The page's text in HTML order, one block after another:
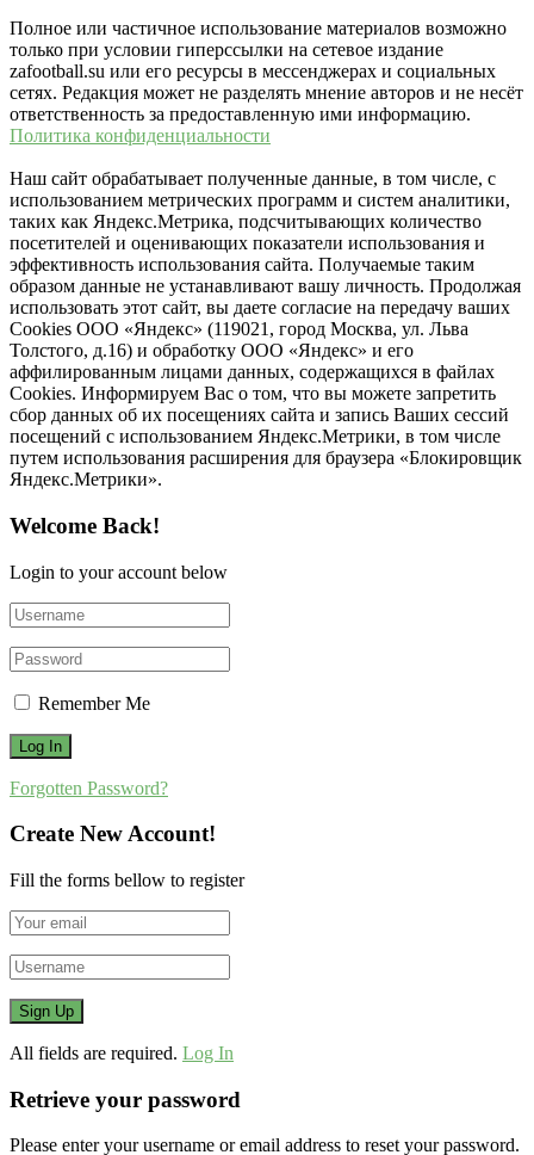
Полное или частичное использование материалов возможно
только при условии гиперссылки на сетевое издание
zafootball.su или его ресурсы в мессенджерах и социальных
сетях. Редакция может не разделять мнение авторов и не несёт
ответственность за предоставленную ими информацию.
Политика конфиденциальности
Наш сайт обрабатывает полученные данные, в том числе, с
использованием метрических программ и систем аналитики,
таких как Яндекс.Метрика, подсчитывающих количество
посетителей и оценивающих показатели использования и
эффективность использования сайта. Получаемые таким
образом данные не устанавливают вашу личность. Продолжая
использовать этот сайт, вы даете согласие на передачу ваших
Cookies ООО «Яндекс» (119021, город Москва, ул. Льва
Толстого, д.16) и обработку ООО «Яндекс» и его
аффилированным лицами данных, содержащихся в файлах
Cookies. Информируем Вас о том, что вы можете запретить
сбор данных об их посещениях сайта и запись Ваших сессий
посещений с использованием Яндекс.Метрики, в том числе
путем использования расширения для браузера «Блокировщик
Яндекс.Метрики».
Welcome Back!
Login to your account below
Remember Me
Forgotten Password?
Create New Account!
Fill the forms bellow to register
All fields are required. Log In
Retrieve your password
Please enter your username or email address to reset your password.